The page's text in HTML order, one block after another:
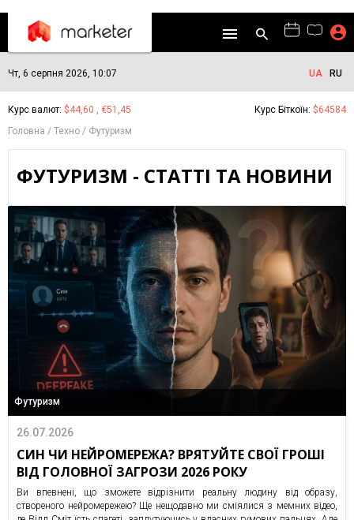
Чт, 6 серпня 2026, 10:07 UA RU
Курс валют: $44,60 , €51,45 Курс Біткоїн: $64584
Головна
Техно Футуризм
ФУТУРИЗМ - СТАТТІ ТА НОВИНИ
Футуризм
26.07.2026
СИН ЧИ НЕЙРОМЕРЕЖА? ВРЯТУЙТЕ СВОЇ ГРОШІ
ВІД ГОЛОВНОЇ ЗАГРОЗИ 2026 РОКУ
Ви впевнені, що зможете відрізнити реальну людину від образу,
створеного нейромережею? Ще нещодавно ми сміялися з мемних відео,